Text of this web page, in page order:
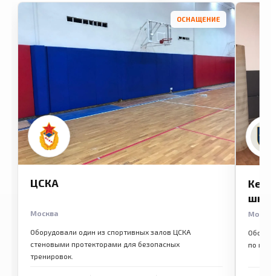
ОСНАЩЕНИЕ
ЦСКА
Москва
Оборудовали один из спортивных залов ЦСКА
стеновыми протекторами для безопасных
тренировок.
по